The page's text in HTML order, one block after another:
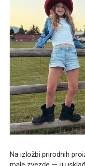
Na izložbi prirodnih